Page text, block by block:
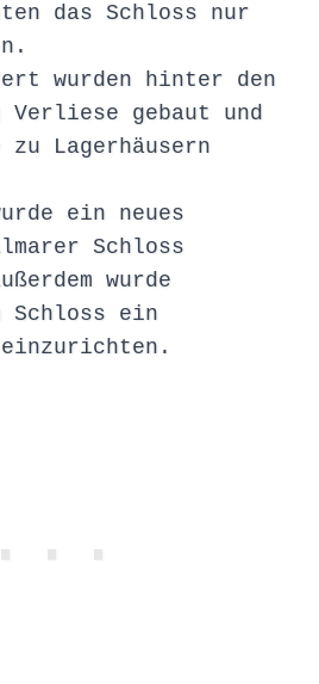
das Schloss nur
wurden hinter den
Verliese gebaut und
zu Lagerhäusern
ein neues
Schloss
wurde
Schloss ein
einzurichten.